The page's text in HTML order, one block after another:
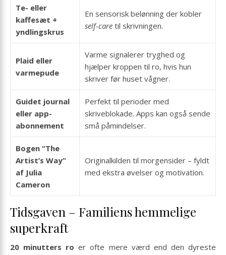
Te- eller
kaffesæt +
yndlingskrus
En sensorisk belønning der kobler
self-care til skrivningen.
Plaid eller
varmepude
Varme signalerer tryghed og
hjælper kroppen til ro, hvis hun
skriver før huset vågner.
Guidet journal
eller app-
abonnement
Perfekt til perioder med
skriveblokade. Apps kan også sende
små påmindelser.
Bogen “The
Artist’s Way”
af Julia
Cameron
Originalkilden til morgensider – fyldt
med ekstra øvelser og motivation.
Tidsgaven – Familiens hemmelige
superkraft
20 minutters ro er ofte mere værd end den dyreste